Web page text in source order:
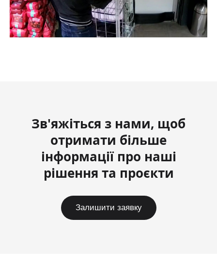
Зв'яжіться з нами, щоб
отримати більше
інформації про наші
рішення та проєкти
Залишити заявку